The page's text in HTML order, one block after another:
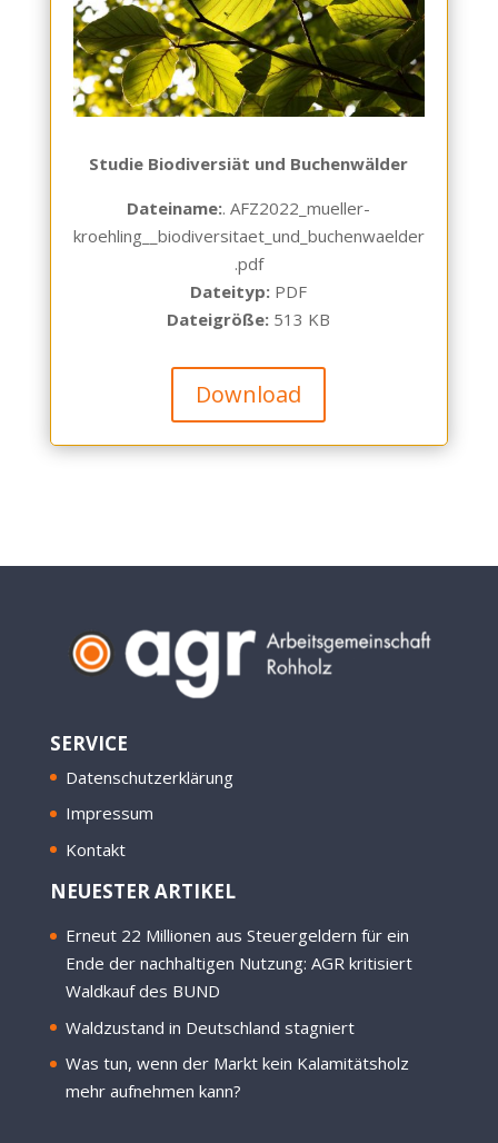
Studie Biodiversiät und Buchenwälder
Dateiname:. AFZ2022_mueller-
kroehling__ biodiversitaet_und_buchenwaelder
.pdf
Dateityp: PDF
Dateigröße: 513 KB
Download
SERVICE
Datenschutzerklärung
Impressum
Kontakt
NEUESTER ARTIKEL
Erneut 22 Millionen aus Steuergeldern für ein
Ende der nachhaltigen Nutzung: AGR kritisiert
Waldkauf des BUND
Waldzustand in Deutschland stagniert
Was tun, wenn der Markt kein Kalamitätsholz
mehr aufnehmen kann?